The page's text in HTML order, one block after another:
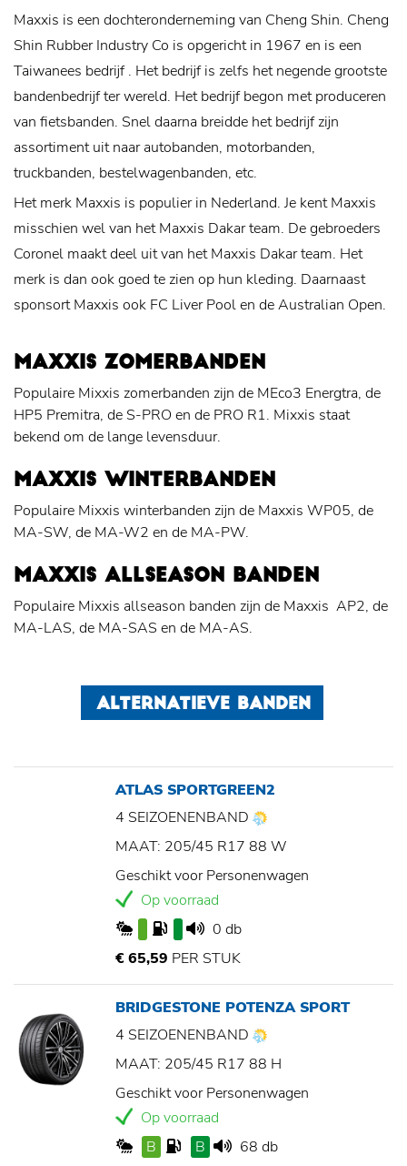
Maxxis is een dochteronderneming van Cheng Shin. Cheng
Shin Rubber Industry Co is opgericht in 1967 en is een
Taiwanees bedrijf . Het bedrijf is zelfs het negende grootste
bandenbedrijf ter wereld. Het bedrijf begon met produceren
van fietsbanden. Snel daarna breidde het bedrijf zijn
assortiment uit naar autobanden, motorbanden,
truckbanden, bestelwagenbanden, etc.
Het merk Maxxis is populier in Nederland. Je kent Maxxis
misschien wel van het Maxxis Dakar team. De gebroeders
Coronel maakt deel uit van het Maxxis Dakar team. Het
merk is dan ook goed te zien op hun kleding. Daarnaast
sponsort Maxxis ook FC Liver Pool en de Australian Open.
MAXXIS ZOMERBANDEN
Populaire Mixxis zomerbanden zijn de MEco3 Energtra, de
HP5 Premitra, de S-PRO en de PRO R1. Mixxis staat
bekend om de lange levensduur.
MAXXIS WINTERBANDEN
Populaire Mixxis winterbanden zijn de Maxxis WP05, de
MA-SW, de MA-W2 en de MA-PW.
MAXXIS ALLSEASON BANDEN
Populaire Mixxis allseason banden zijn de Maxxis AP2, de
MA-LAS, de MA-SAS en de MA-AS.
ALTERNATIEVE BANDEN
ATLAS SPORTGREEN2
4 SEIZOENENBAND
MAAT: 205/45 R17 88 W
Geschikt voor Personenwagen
Op voorraad
0 db
€ 65,59 PER STUK
BRIDGESTONE POTENZA SPORT
4 SEIZOENENBAND
MAAT: 205/45 R17 88 H
Geschikt voor Personenwagen
Op voorraad
B
B 68 db